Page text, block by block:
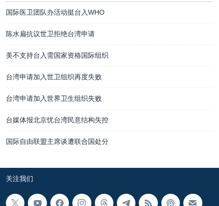
国际医卫团队办活动挺台入WHO
陈水扁抗议世卫拒绝台湾申请
美不支持台入需国家资格国际组织
台湾申请加入世卫组织再度失败
台湾申请加入世界卫生组织失败
台媒体报北京忧台湾民意结构失控
国际自由联盟主席谈遭联合国处分
关注我们